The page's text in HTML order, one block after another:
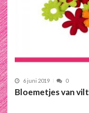
6 juni 2019 0
Bloemetjes van vilt